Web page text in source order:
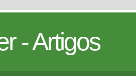
- Artigos